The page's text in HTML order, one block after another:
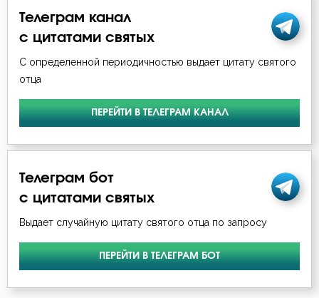
Гордость
Грех
Добро
Добродетель
Дух Святой
Телеграм канал
с цитатами святых
С определенной периодичностью выдает цитату святого
отца
ПЕРЕЙТИ В ТЕЛЕГРАМ КАНАЛ
Телеграм бот
с цитатами святых
Выдает случайную цитату святого отца по запросу
ПЕРЕЙТИ В ТЕЛЕГРАМ БОТ